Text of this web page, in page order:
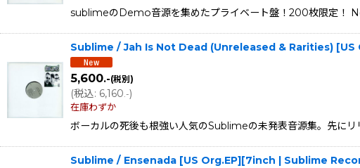
sublimeのDemo音源を集めたプライベート盤！200枚限定！
Sublime / Jah Is Not Dead (Unreleased & Rarities) [US
5,600.-(税別)
(税込: 6,160.-)
在庫わずか
ボーカルの死後も根強い人気のSublimeの未発表音源集。先に
Sublime / Ensenada [US Org.EP][7inch | Sublime